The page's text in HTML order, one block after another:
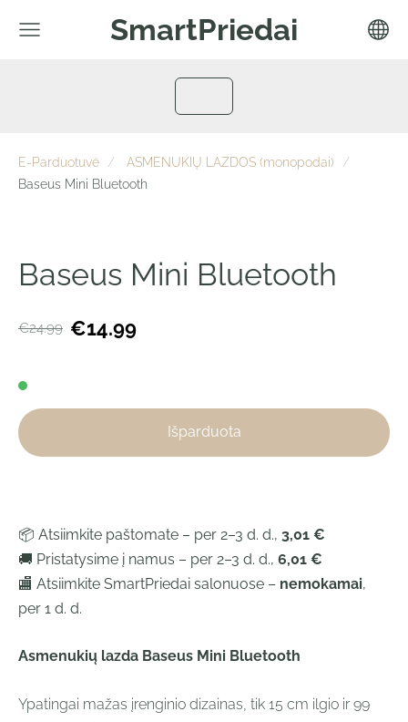
SmartPriedai
E-Parduotuvė
ASMENUKIŲ LAZDOS (monopodai)
Baseus Mini Bluetooth
Baseus Mini Bluetooth
€24.99 €14.99
Išparduota
📦 Atsiimkite paštomate – per 2–3 d. d., 3,01 €
🚚 Pristatysime į namus – per 2–3 d. d., 6,01 €
🏬 Atsiimkite SmartPriedai salonuose – nemokamai,
per 1 d. d.
Asmenukių lazda Baseus Mini Bluetooth
Ypatingai mažas įrenginio dizainas, tik 15 cm ilgio ir 99